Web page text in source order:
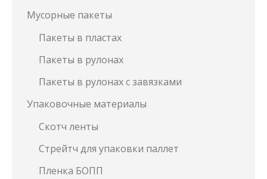
Мусорные пакеты
Пакеты в пластах
Пакеты в рулонах
Пакеты в рулонах с завязками
Упаковочные материалы
Скотч ленты
Стрейтч для упаковки паллет
Пленка БОПП